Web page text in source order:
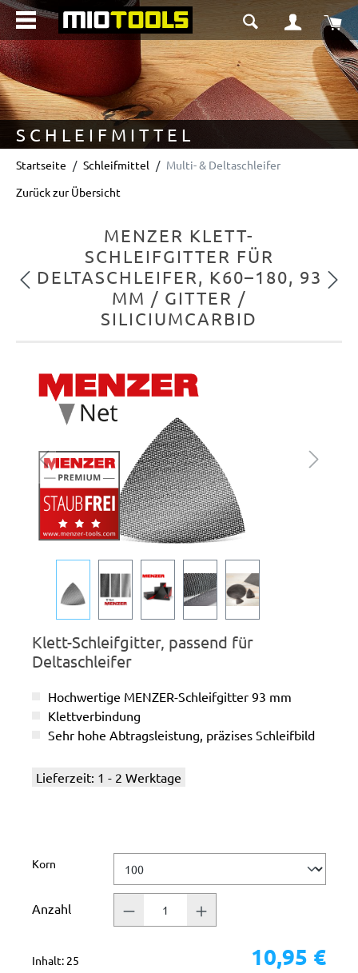
springen
SCHLEIFMITTEL
Startseite Schleifmittel
Multi- & Deltaschleifer
Zurück zur Übersicht
Vorheriges
MENZER KLETT-
SCHLEIFGITTER FÜR
DELTASCHLEIFER, K60–180, 93
MM / GITTER /
SILICIUMCARBID
Bildergalerie überspringen
Klett-Schleifgitter, passend für
Deltaschleifer
Hochwertige MENZER-Schleifgitter 93 mm
Klettverbindung
Sehr hohe Abtragsleistung, präzises Schleifbild
Lieferzeit: 1 - 2 Werktage
Korn
Anzahl
Inhalt: 25 10,95 €